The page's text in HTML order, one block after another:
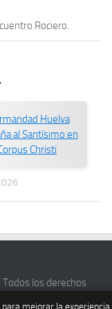
mejorar la experiencia
Rociero.
Huelva
al Santísimo en
Christi
los derechos